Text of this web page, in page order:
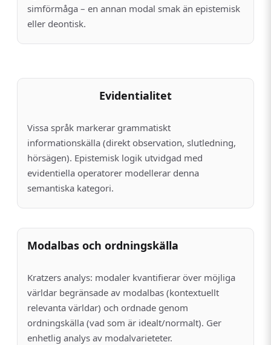
simförmåga – en annan modal smak än epistemisk
eller deontisk.
Evidentialitet
Vissa språk markerar grammatiskt
informationskälla (direkt observation, slutledning,
hörsägen). Epistemisk logik utvidgad med
evidentiella operatorer modellerar denna
semantiska kategori.
Modalbas och ordningskälla
Kratzers analys: modaler kvantifierar över möjliga
världar begränsade av modalbas (kontextuellt
relevanta världar) och ordnade genom
ordningskälla (vad som är idealt/normalt). Ger
enhetlig analys av modalvarieteter.